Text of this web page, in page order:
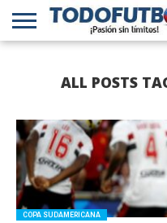
CHILENA
EN EL
MUNDO
INTERNACIONAL
ALL POSTS
COPA SUDAMERICANA